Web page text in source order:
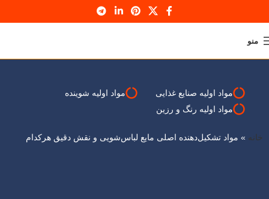
منو
کسب و کار مواد اولیه صنایع غذایی
مواد اولیه شوینده
مواد اولیه رنگ و رزین
خانه » مواد تشکیل‌دهنده اصلی مایع لباس‌شویی و نقش دقیق هرکدام